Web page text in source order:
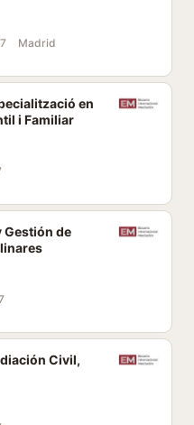
Madrid
en
i Familiar
Gestión de
Civil,